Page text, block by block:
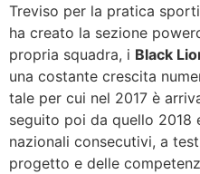
Treviso per la pratica
ha creato la sezione
propria squadra, i Black
una costante crescita
tale per cui nel 2017 è
seguito poi da quello 2018
nazionali consecutivi, a
progetto e delle